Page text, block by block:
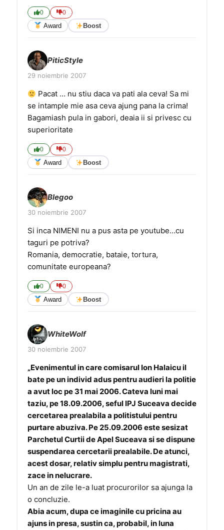
0 0
Award Boost
PiticStyle
29 noiembrie 2007
Pacat … nu stiu daca va pati ala ceva! Sa mi
se intample mie asa ceva ajung pana la crima!
Bagamiash pula in gabori, deaia ii si privesc cu
superioritate
0 0
Award Boost
Blegoo
30 noiembrie 2007
Si inca NIMENI nu a pus asta pe youtube…cu
taguri pe potriva?
Romania, democratie, bataie, tortura,
comunitate europeana?
0 0
Award Boost
WhiteWolf
30 noiembrie 2007
„Evenimentul in care comisarul Ion Halaicu il
bate pe un individ adus pentru audieri la politie
a avut loc pe 31 mai 2006. Cateva luni mai
taziu, pe 18.09.2006, seful IPJ Suceava decide
cercetarea prealabila a politistului pentru
purtare abuziva. Pe 25.09.2006 este sesizat
Parchetul Curtii de Apel Suceava si se dispune
suspendarea cercetarii prealabile. De atunci,
acest dosar, relativ simplu pentru magistrati,
zace in nelucrare.
Un an de zile le-a luat procurorilor sa ajunga la
o concluzie.
Abia acum, dupa ce imaginile cu pricina au
ajuns in presa, sustin ca, probabil, in luna